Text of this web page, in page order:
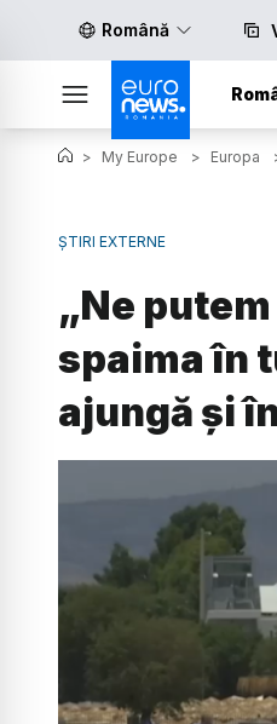
Română
> My Europe > Europa
ȘTIRI EXTERNE
„Ne
spaima în
ajungă și